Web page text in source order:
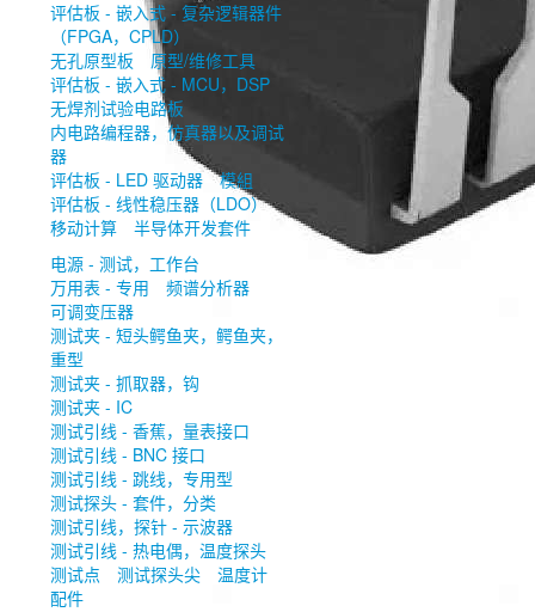
评估板 - 嵌入式 - 复杂逻辑器件
（FPGA，CPLD）
无孔原型板
原型/维修工具
评估板 - 嵌入式 - MCU，DSP
无焊剂试验电路板
内电路编程器，仿真器以及调试
器
评估板 - LED 驱动器
模組
评估板 - 线性稳压器（LDO）
移动计算
半导体开发套件
电源 - 测试，工作台
万用表 - 专用
频谱分析器
可调变压器
测试夹 - 短头鳄鱼夹，鳄鱼夹，
重型
测试夹 - 抓取器，钩
测试夹 - IC
测试引线 - 香蕉，量表接口
测试引线 - BNC 接口
测试引线 - 跳线，专用型
测试探头 - 套件，分类
测试引线，探针 - 示波器
测试引线 - 热电偶，温度探头
测试点
测试探头尖
温度计
配件